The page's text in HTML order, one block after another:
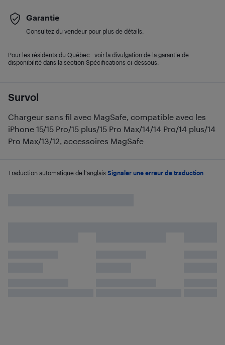
Survol
Chargeur sans fil avec MagSafe, compatible avec les
iPhone 15/15 Pro/15 plus/15 Pro Max/14/14 Pro/14 plus/14
Pro Max/13/12, accessoires MagSafe
Traduction automatique de l'anglais. Signaler une erreur de traduction
Garantie
Consultez du vendeur pour plus de détails.
Pour les résidents du Québec : voir la divulgation de la garantie de
disponibilité dans la section Spécifications ci-dessous.